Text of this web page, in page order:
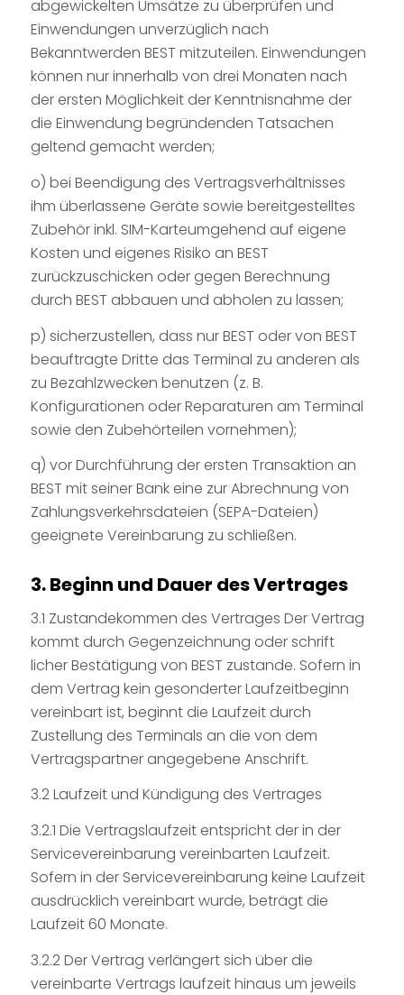
abgewickelten Umsätze zu überprüfen und
Einwendungen unverzüglich nach
Bekanntwerden BEST mitzuteilen. Einwendungen
können nur innerhalb von drei Monaten nach
der ersten Möglichkeit der Kenntnisnahme der
die Einwendung begründenden Tatsachen
geltend gemacht werden;
o) bei Beendigung des Vertragsverhältnisses
ihm überlassene Geräte sowie bereitgestelltes
Zubehör inkl. SIM-Karteumgehend auf eigene
Kosten und eigenes Risiko an BEST
zurückzuschicken oder gegen Berechnung
durch BEST abbauen und abholen zu lassen;
p) sicherzustellen, dass nur BEST oder von BEST
beauftragte Dritte das Terminal zu anderen als
zu Bezahlzwecken benutzen (z. B.
Konfigurationen oder Reparaturen am Terminal
sowie den Zubehörteilen vornehmen);
q) vor Durchführung der ersten Transaktion an
BEST mit seiner Bank eine zur Abrechnung von
Zahlungsverkehrsdateien (SEPA-Dateien)
geeignete Vereinbarung zu schließen.
3. Beginn und Dauer des Vertrages
3.1 Zustandekommen des Vertrages Der Vertrag
kommt durch Gegenzeichnung oder schrift
licher Bestätigung von BEST zustande. Sofern in
dem Vertrag kein gesonderter Laufzeitbeginn
vereinbart ist, beginnt die Laufzeit durch
Zustellung des Terminals an die von dem
Vertragspartner angegebene Anschrift.
3.2 Laufzeit und Kündigung des Vertrages
3.2.1 Die Vertragslaufzeit entspricht der in der
Servicevereinbarung vereinbarten Laufzeit.
Sofern in der Servicevereinbarung keine Laufzeit
ausdrücklich vereinbart wurde, beträgt die
Laufzeit 60 Monate.
3.2.2 Der Vertrag verlängert sich über die
vereinbarte Vertrags laufzeit hinaus um jeweils